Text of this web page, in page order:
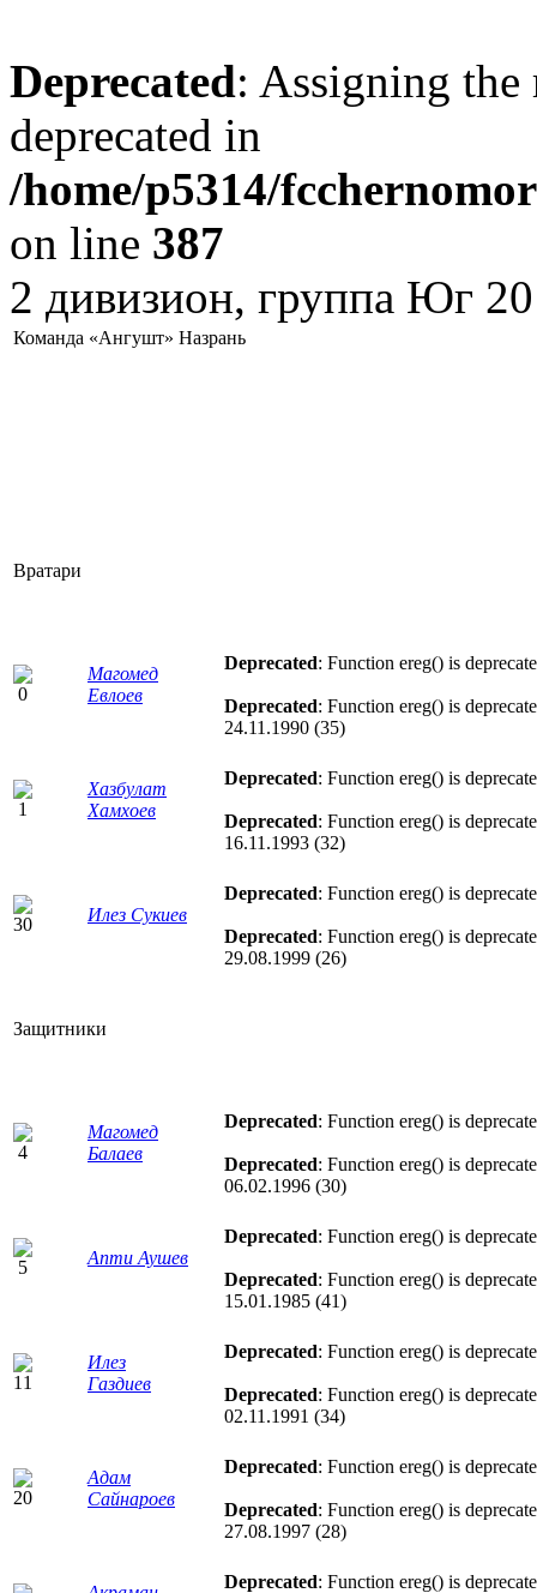
Deprecated: Assigning the
deprecated in
/home/p5314/
on line 387
2 дивизион, группа Юг
Команда «Ангушт» Назрань
Вратари
Магомед
Евлоев
Deprecated: Function ereg() is
Deprecated: Function ereg() is
24.11.1990 (35)
Хазбулат
Хамхоев
Deprecated: Function ereg() is
Deprecated: Function ereg() is
16.11.1993 (32)
Илез Сукиев
Deprecated: Function ereg() is
Deprecated: Function ereg() is
29.08.1999 (26)
Защитники
Магомед
Балаев
Deprecated: Function ereg() is
Deprecated: Function ereg() is
06.02.1996 (30)
Апти Аушев
Deprecated: Function ereg() is
Deprecated: Function ereg() is
15.01.1985 (41)
Илез
Газдиев
Deprecated: Function ereg() is
Deprecated: Function ereg() is
02.11.1991 (34)
Адам
Сайнароев
Deprecated: Function ereg() is
Deprecated: Function ereg() is
27.08.1997 (28)
Deprecated: Function ereg() is